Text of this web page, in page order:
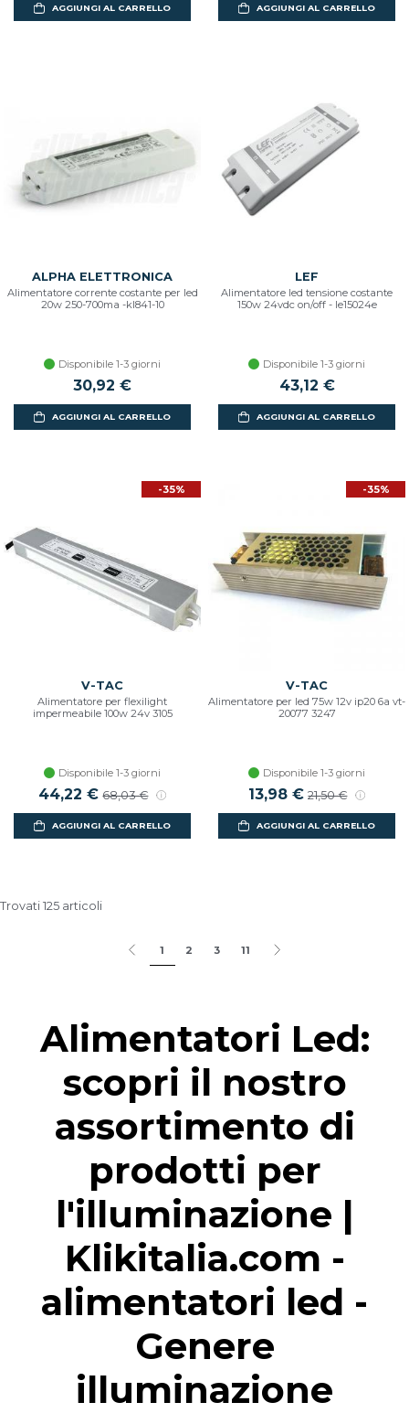
AGGIUNGI AL CARRELLO AGGIUNGI AL CARRELLO
ALPHA ELETTRONICA
Alimentatore corrente costante per led
20w 250-700ma -kl841-10
Disponibile 1-3 giorni
30,92 €
AGGIUNGI AL CARRELLO
LEF
Alimentatore led tensione costante
150w 24vdc on/off - le15024e
Disponibile 1-3 giorni
43,12 €
AGGIUNGI AL CARRELLO
-35%
V-TAC
Alimentatore per flexilight
impermeabile 100w 24v 3105
Disponibile 1-3 giorni
Prezzo scontato
44,22 € Prezzo di listino
68,03 €
AGGIUNGI AL CARRELLO
-35%
V-TAC
Alimentatore per led 75w 12v ip20 6a vt-
20077 3247
Disponibile 1-3 giorni
Prezzo scontato
13,98 € Prezzo di
21,50 €
AGGIUNGI AL CARRELLO
Trovati 125 articoli
1 2 3 11
Alimentatori Led:
scopri il nostro
assortimento di
prodotti per
l'illuminazione |
Klikitalia.com -
alimentatori led -
Genere
illuminazione